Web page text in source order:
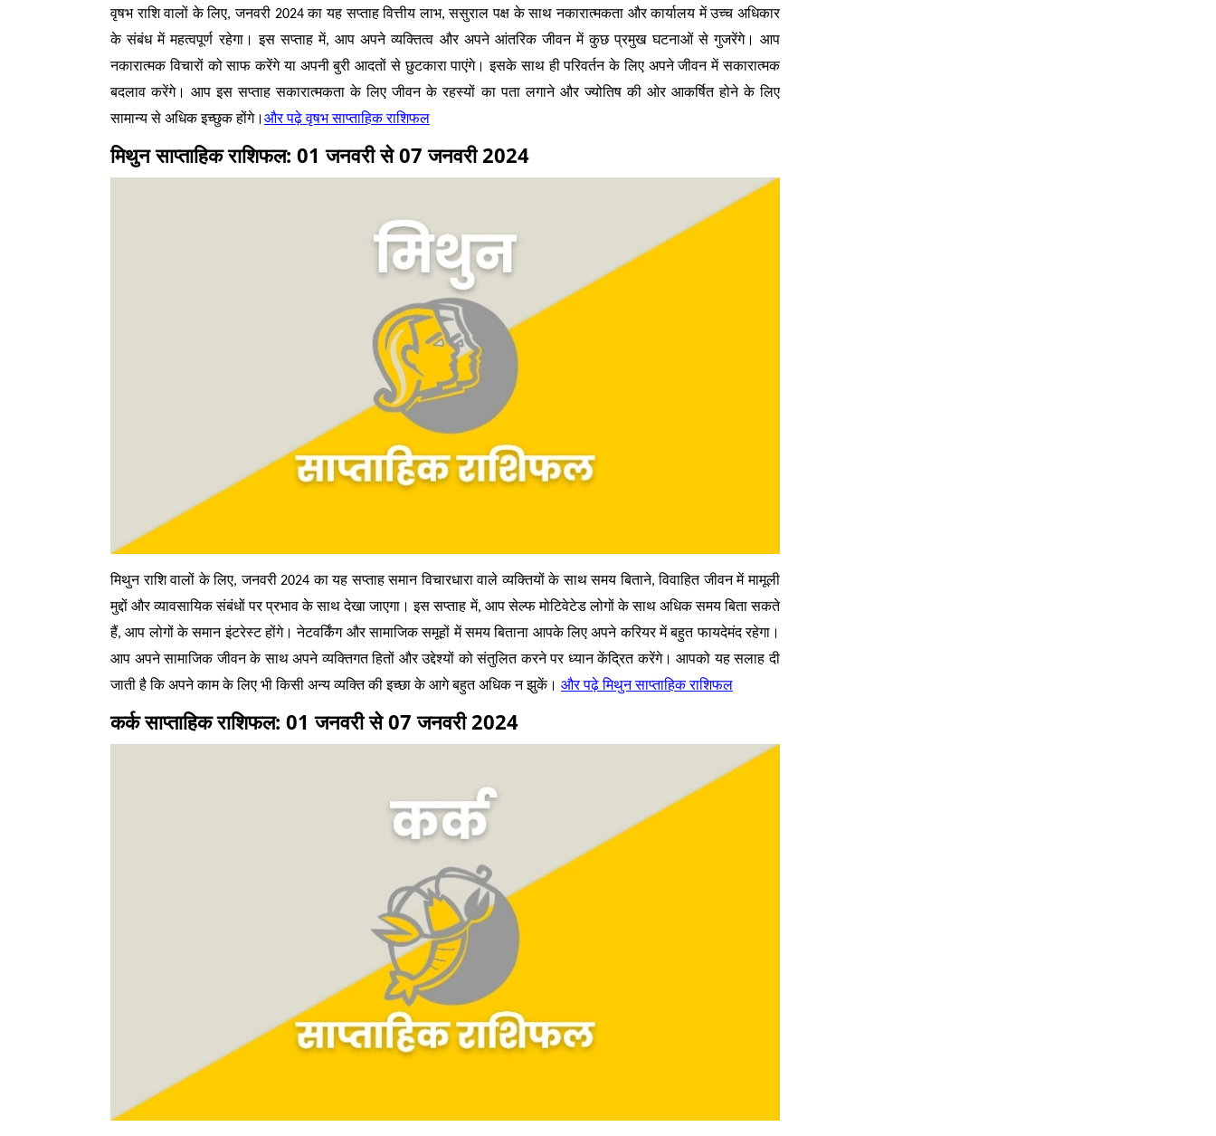
वृषभ राशि वालों के लिए, जनवरी 2024 का यह सप्ताह वित्तीय लाभ, ससुराल पक्ष के साथ नकारात्मकता और कार्यालय में उच्च अधिकार
के संबंध में महत्वपूर्ण रहेगा। इस सप्ताह में, आप अपने व्यक्तित्व और अपने आंतरिक जीवन में कुछ प्रमुख घटनाओं से गुजरेंगे। आप
नकारात्मक विचारों को साफ करेंगे या अपनी बुरी आदतों से छुटकारा पाएंगे। इसके साथ ही परिवर्तन के लिए अपने जीवन में सकारात्मक
बदलाव करेंगे। आप इस सप्ताह सकारात्मकता के लिए जीवन के रहस्यों का पता लगाने और ज्योतिष की ओर आकर्षित होने के लिए
सामान्य से अधिक इच्छुक होंगे। और पढ़ेवृषभ साप्ताहिक राशिफल
मिथुन साप्ताहिक राशिफल: 01 जनवरी से 07 जनवरी 2024
मिथुन राशि वालों के लिए, जनवरी 2024 का यह सप्ताह समान विचारधारा वाले व्यक्तियों के साथ समय बिताने, विवाहित जीवन में मामूली
मुद्दों और व्यावसायिक संबंधों पर प्रभाव के साथ देखा जाएगा। इस सप्ताह में, आप सेल्फ मोटिवेटेड लोगों के साथ अधिक समय बिता सकते
हैं, आप लोगों के समान इंटरेस्ट होंगे। नेटवर्किंग और सामाजिक समूहों में समय बिताना आपके लिए अपने करियर में बहुत फायदेमंद रहेगा।
आप अपने सामाजिक जीवन के साथ अपने व्यक्तिगत हितों और उद्देश्यों को संतुलित करने पर ध्यान केंद्रित करेंगे। आपको यह सलाह दी
जाती है कि अपने काम के लिए भी किसी अन्य व्यक्ति की इच्छा के आगे बहुत अधिक न झुकें। और पढ़े मिथुन साप्ताहिक राशिफल
कर्क साप्ताहिक राशिफल: 01 जनवरी से 07 जनवरी 2024